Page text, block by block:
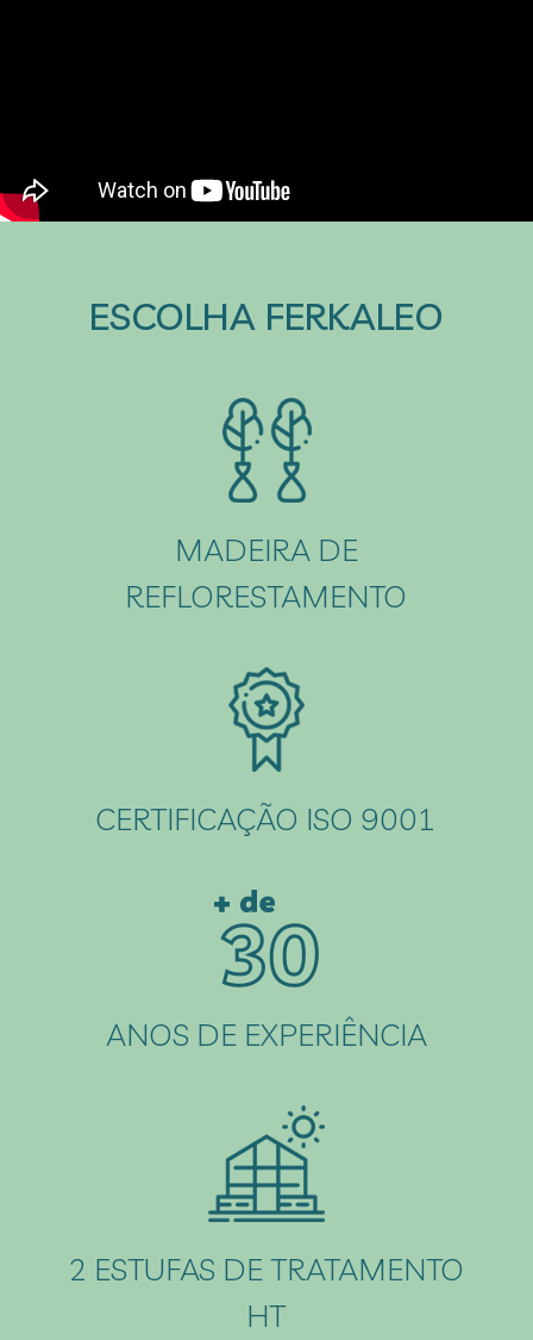
ESCOLHA FERKALEO
MADEIRA DE
REFLORESTAMENTO
CERTIFICAÇÃO ISO 9001
ANOS DE EXPERIÊNCIA
2 ESTUFAS DE TRATAMENTO
HT